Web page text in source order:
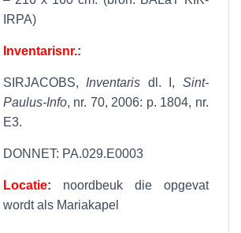
IRPA)
Inventarisnr.:
SIRJACOBS, Inventaris dl. I, Sint-
Paulus-Info, nr. 70, 2006: p. 1804, nr.
E3.
DONNET: PA.029.E0003
Locatie: noordbeuk die opgevat
wordt als Mariakapel